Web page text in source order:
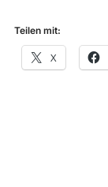
Teilen mit:
X